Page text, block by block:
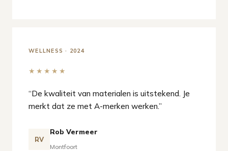
WELLNESS · 2024
★★★★★
“De kwaliteit van materialen is uitstekend. Je
merkt dat ze met A-merken werken.”
RV
Rob Vermeer
Montfoort